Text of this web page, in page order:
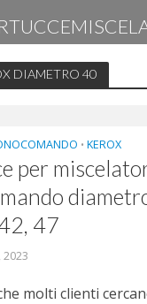
DIAMETRO 40
• KEROX
per
47
molti clienti